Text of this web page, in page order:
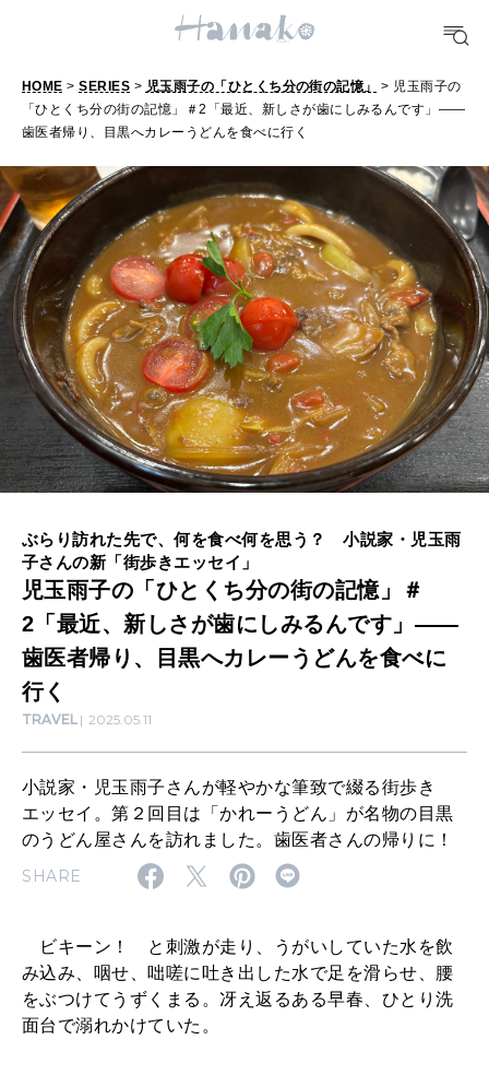
どこ行く？
FORTUNE
明日のわたし
[12星座別] Weekly Holoscope
[12星座別] Monthly Love Holoscope
女神まり愛のタロットメッセージ
算命学がわかる今月のあなた
HEALTH
自分にやさしく
LEARN
知る、考える
MAMA
ママもいろいろ
SUSTAINABLE
わたしができること
CULTURE
いい人生って？
MAGAZINE
2026年9月号「北海道 おいしく遊ぶ、夏のご褒美旅。」
2026年8月号『お茶の時間です。』
児
玉
雨
子
の
「
ひ
と
く
ち
分
街
の
記
憶
」
2
「
最
近
新
し
さ
HOME >SERIES > 児玉雨子の「ひとくち分の街の記憶」
> 児玉雨子の
「ひとくち分の街の記憶」＃2「最近、新しさが歯にしみるんです」――
歯医者帰り、目黒へカレーうどんを食べに行く
ぶらり訪れた先で、何を食べ何を思う？ 小説家・児玉雨
子さんの新「街歩きエッセイ」
児玉雨子の「ひとくち分の街の記憶」＃
2「最近、新しさが歯にしみるんです」――
歯医者帰り、目黒へカレーうどんを食べに
行く
TRAVEL 2025.05.11
小説家・児玉雨子さんが軽やかな筆致で綴る街歩き
エッセイ。第２回目は「かれーうどん」が名物の目黒
のうどん屋さんを訪れました。歯医者さんの帰りに！
SHARE
ビキーン！ と刺激が走り、うがいしていた水を飲
み込み、咽せ、咄嗟に吐き出した水で足を滑らせ、腰
をぶつけてうずくまる。冴え返るある早春、ひとり洗
面台で溺れかけていた。